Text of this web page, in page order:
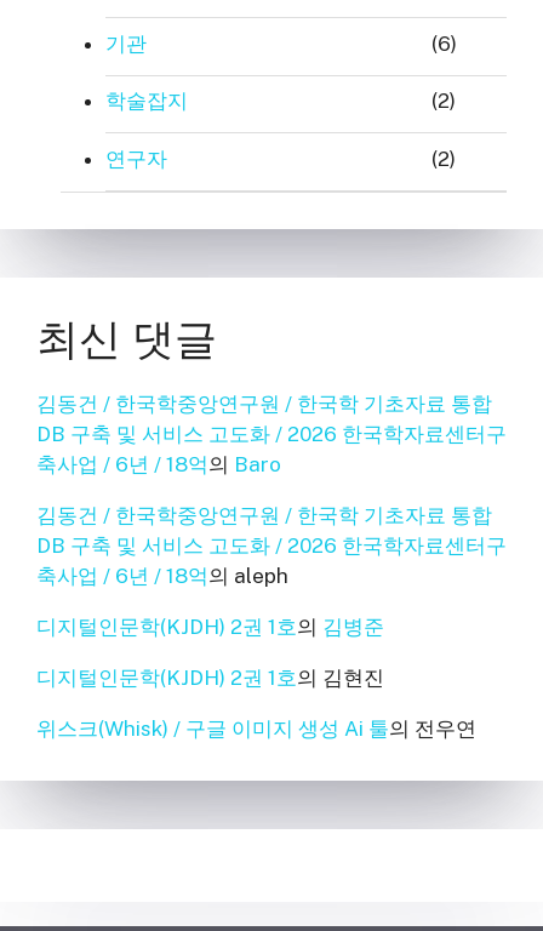
기관 (6)
학술잡지 (2)
연구자 (2)
최신 댓글
김동건 / 한국학중앙연구원 / 한국학 기초자료 통합
DB 구축 및 서비스 고도화 / 2026 한국학자료센터구
축사업 / 6년 / 18억의 Baro
김동건 / 한국학중앙연구원 / 한국학 기초자료 통합
DB 구축 및 서비스 고도화 / 2026 한국학자료센터구
축사업 / 6년 / 18억의 aleph
디지털인문학(KJDH) 2권 1호의 김병준
디지털인문학(KJDH) 2권 1호의 김현진
위스크(Whisk) / 구글 이미지 생성 Ai 툴의 전우연